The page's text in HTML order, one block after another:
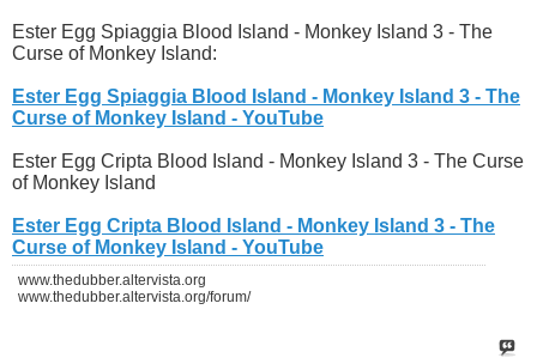
Ester Egg Spiaggia Blood Island - Monkey Island 3 - The
Curse of Monkey Island:
Ester Egg Spiaggia Blood Island - Monkey Island 3 - The
Curse of Monkey Island - YouTube
Ester Egg Cripta Blood Island - Monkey Island 3 - The Curse
of Monkey Island
Ester Egg Cripta Blood Island - Monkey Island 3 - The
Curse of Monkey Island - YouTube
www.thedubber.altervista.org
www.thedubber.altervista.org/forum/